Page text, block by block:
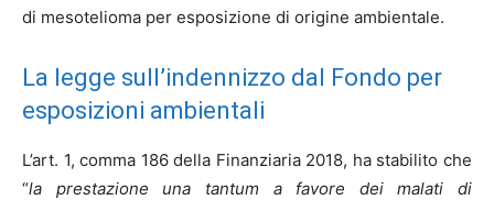
di mesotelioma per esposizione di origine ambientale.
La legge sull’indennizzo dal Fondo per
esposizioni ambientali
L’art. 1, comma 186 della Finanziaria 2018, ha stabilito che
“la prestazione una tantum a favore dei malati di